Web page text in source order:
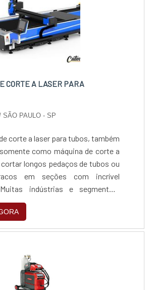
CORTE A LASER PARA
SÃO PAULO - SP
corte a laser para tubos, também
como máquina de corte a
longos pedaços de tubos ou
em seções com incrível
indústrias e segmentos,
agricultura, arquitetura,
náutica, etc, utilizam este
capaz de cortar materiais de
o material Alto ín....